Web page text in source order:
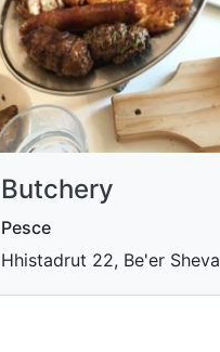
Butchery
Pesce
Hhistadrut 22, Be'er Sheva